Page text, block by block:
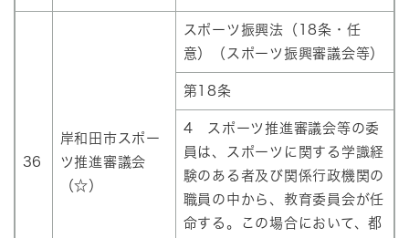
36
岸和田市スポー
ツ推進審議会
（☆）
スポーツ振興法（18条・任
意）（スポーツ振興審議会等）
第18条
4 スポーツ推進審議会等の委
員は、スポーツに関する学識経
験のある者及び関係行政機関の
職員の中から、教育委員会が任
命する。この場合において、都